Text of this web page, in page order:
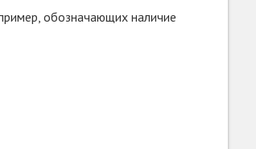
обозначающих наличие